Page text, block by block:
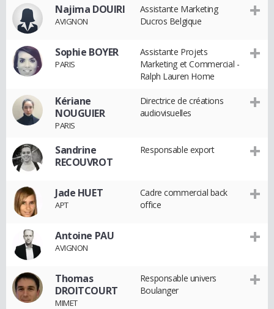
Najima DOUIRI
AVIGNON
Assistante Marketing
Ducros Belgique
Sophie BOYER
PARIS
Assistante Projets
Marketing et Commercial -
Ralph Lauren Home
Kériane
NOUGUIER
PARIS
Directrice de créations
audiovisuelles
Sandrine
RECOUVROT
Responsable export
Jade HUET
APT
Cadre commercial back
office
Antoine PAU
AVIGNON
Thomas
DROITCOURT
MIMET
Responsable univers
Boulanger